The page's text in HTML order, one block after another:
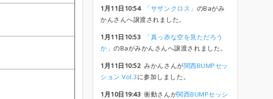
1月11日10:54 「サザンクロス」 のBaがみ
かんさんへ譲渡されました。
1月11日10:53
「真っ赤な空を見ただろう
か」のBaがみかんさんへ譲渡されました。
1月11日10:52 みかんさんが関西BUMPセッ
ション Vol.3に参加しました。
1月10日19:43 衝動さんが関西BUMPセッシ